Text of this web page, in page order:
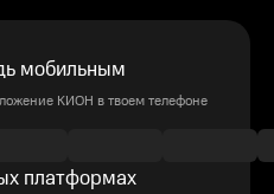
мобильным
КИОН в твоем телефоне
платформах